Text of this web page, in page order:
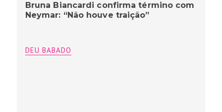
Bruna Biancardi confirma término com
Neymar: “Não houve traição”
DEU BABADO